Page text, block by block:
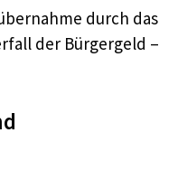
durch das
der Bürgergeld –